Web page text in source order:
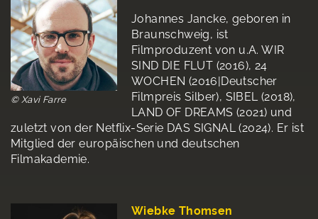
© Xavi Farre
Johannes Jancke, geboren in
Braunschweig, ist
Filmproduzent von u.A. WIR
SIND DIE FLUT (2016), 24
WOCHEN (2016|Deutscher
Filmpreis Silber), SIBEL (2018),
LAND OF DREAMS (2021) und
zuletzt von der Netflix-Serie DAS SIGNAL (2024). Er ist
Mitglied der europäischen und deutschen
Filmakademie.
Wiebke Thomsen